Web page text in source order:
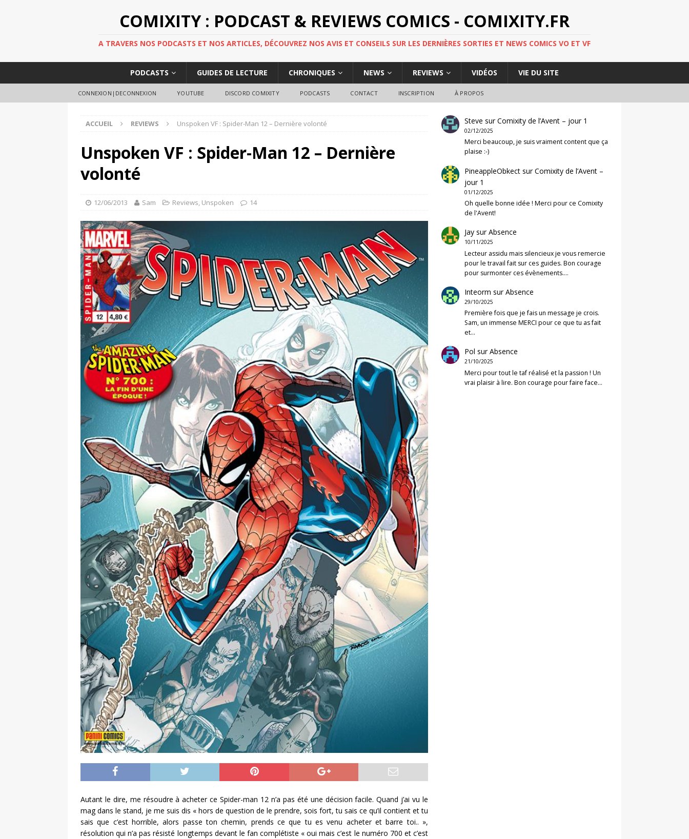
COMIXITY : PODCAST & REVIEWS COMICS - COMIXITY.FR
A TRAVERS NOS PODCASTS ET NOS ARTICLES, DÉCOUVREZ NOS AVIS ET CONSEILS SUR LES DERNIÈRES SORTIES ET NEWS COMICS VO ET VF
PODCASTS GUIDES DE LECTURE CHRONIQUES NEWS REVIEWS VIDÉOS VIE DU SITE
CONNEXION|DECONNEXION YOUTUBE DISCORD COMIXITY PODCASTS CONTACT INSCRIPTION À PROPOS
ACCUEIL REVIEWS Unspoken VF : Spider-Man 12 – Dernière volonté
Unspoken VF : Spider-Man 12 – Dernière
volonté
12/06/2013 Sam Reviews, Unspoken 14
Autant le dire, me résoudre à acheter ce Spider-man 12 n’a pas été une décision facile. Quand j’ai vu le
mag dans le stand, je me suis dis « hors de question de le prendre, sois fort, tu sais ce qu’il contient et tu
sais que c’est horrible, alors passe ton chemin, prends ce que tu es venu acheter et barre toi.. »,
résolution qui n’a pas résisté longtemps devant le fan complétiste « oui mais c’est le numéro 700 et c’est
Steve surComixity de l’Avent – jour 1
02/12/2025
Merci beaucoup, je suis vraiment content que ça
plaise :-)
PineappleObkect surComixity de l’Avent –
jour 1
01/12/2025
Oh quelle bonne idée ! Merci pour ce Comixity
de l'Avent!
Jay surAbsence
10/11/2025
Lecteur assidu mais silencieux je vous remercie
pour le travail fait sur ces guides. Bon courage
pour surmonter ces évènements.…
Inteorm surAbsence
29/10/2025
Première fois que je fais un message je crois.
Sam, un immense MERCI pour ce que tu as fait
et…
Pol surAbsence
21/10/2025
Merci pour tout le taf réalisé et la passion ! Un
vrai plaisir à lire. Bon courage pour faire face…